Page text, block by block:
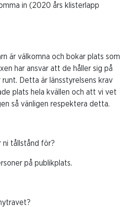
in (2020 års klisterlapp
är välkomna och bokar plats som
har ansvar att de håller sig på
Detta är länsstyrelsens krav
plats hela kvällen och att vi vet
så vänligen respektera detta.
ni tållstånd för?
på publikplats.